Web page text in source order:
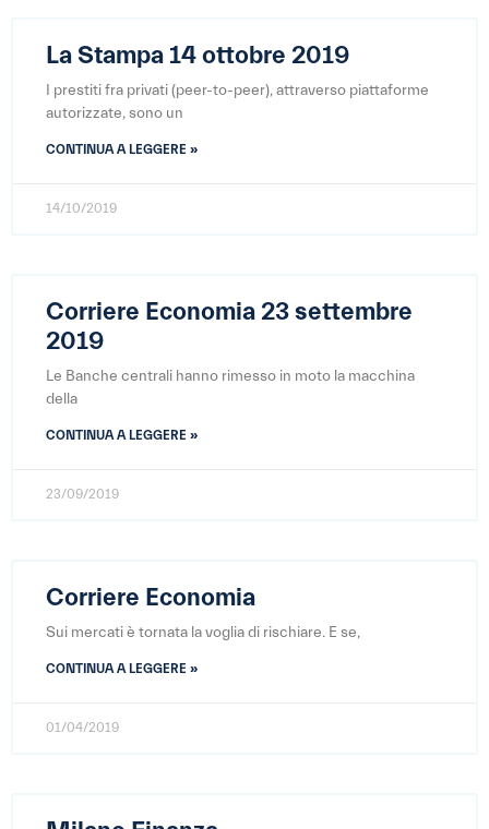
La Stampa 14 ottobre 2019
I prestiti fra privati (peer-to-peer), attraverso piattaforme
autorizzate, sono un
CONTINUA A LEGGERE »
14/10/2019
Corriere Economia 23 settembre
2019
Le Banche centrali hanno rimesso in moto la macchina
della
CONTINUA A LEGGERE »
23/09/2019
Corriere Economia
Sui mercati è tornata la voglia di rischiare. E se,
CONTINUA A LEGGERE »
01/04/2019